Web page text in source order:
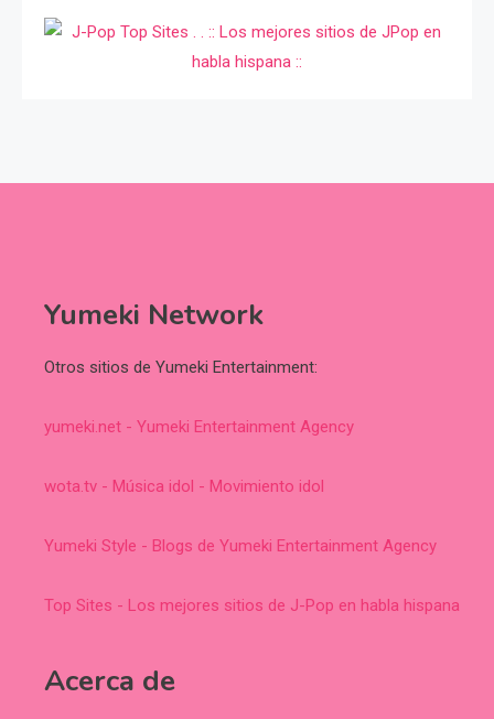
Yumeki Network
Otros sitios de Yumeki Entertainment:
yumeki.net - Yumeki Entertainment Agency
wota.tv - Música idol - Movimiento idol
Yumeki Style - Blogs de Yumeki Entertainment Agency
Top Sites - Los mejores sitios de J-Pop en habla hispana
Acerca de